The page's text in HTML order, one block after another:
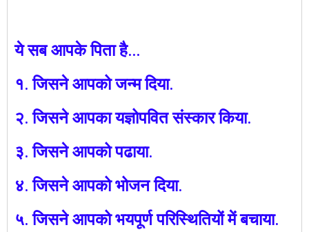
ये सब आपके पिता है...
१. जिसने आपको जन्म दिया.
२. जिसने आपका यज्ञोपवित संस्कार किया.
३. जिसने आपको पढाया.
४. जिसने आपको भोजन दिया.
५. जिसने आपको भयपूर्ण परिस्थितियों में बचाया.